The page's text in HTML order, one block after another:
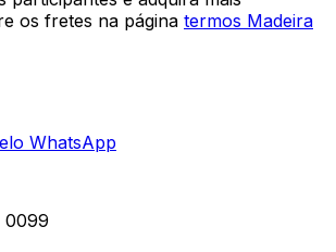
os fretes na página termos Madeira
WhatsApp
0099